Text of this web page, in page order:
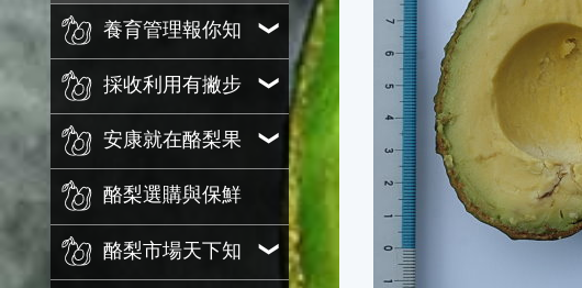
養育管理報你知
採收利用有撇步
安康就在酪梨果
酪梨選購與保鮮
酪梨市場天下知